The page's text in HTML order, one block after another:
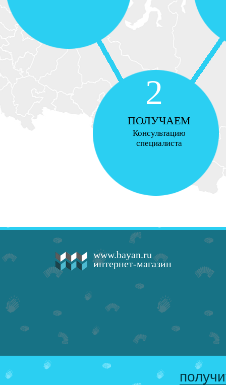
2
ПОЛУЧАЕМ
Консультацию
специалиста
www.bayan.ru
интернет-магазин